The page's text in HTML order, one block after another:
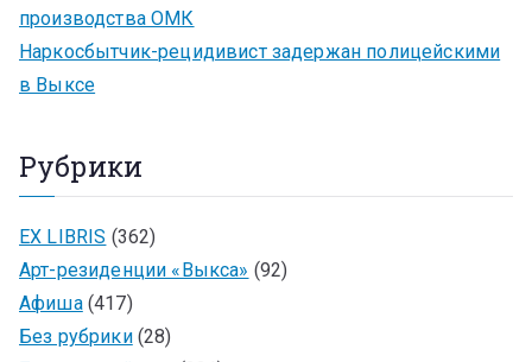
производства ОМК
Наркосбытчик-рецидивист задержан полицейскими
в Выксе
Рубрики
EX LIBRIS (362)
Арт-резиденции «Выкса» (92)
Афиша(417)
Без рубрики(28)